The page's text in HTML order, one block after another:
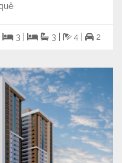
3 | 3 | 4 | 2